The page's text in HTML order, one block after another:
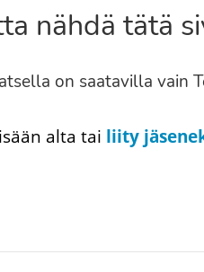
nähdä tätä
on saatavilla vain
alta tai liity